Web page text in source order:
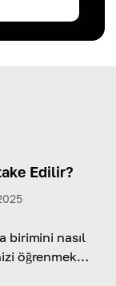
Edilir?
birimini nasıl
öğrenmek